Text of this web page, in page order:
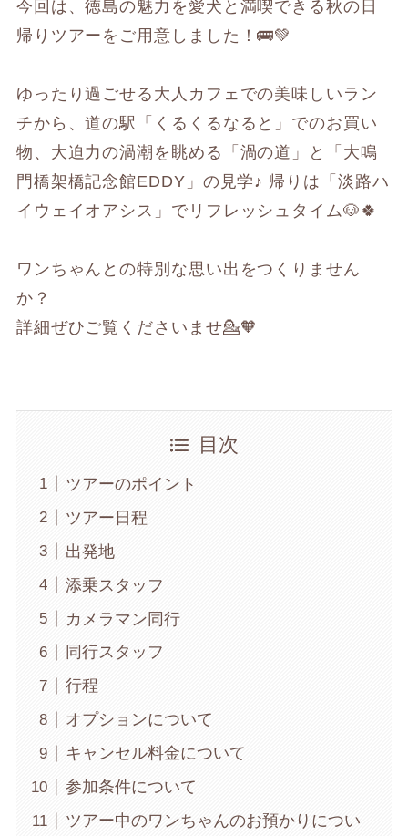
今回は、徳島の魅力を愛犬と満喫できる秋の日
帰りツアーをご用意しました！🚌💚
ゆったり過ごせる大人カフェでの美味しいラン
チから、道の駅「くるくるなると」でのお買い
物、大迫力の渦潮を眺める「渦の道」と「大鳴
門橋架橋記念館EDDY」の見学♪ 帰りは「淡路ハ
イウェイオアシス」でリフレッシュタイム🐶🍀
ワンちゃんとの特別な思い出をつくりません
か？
詳細ぜひご覧くださいませ💁🧡
目次
ツアーのポイント
ツアー日程
出発地
添乗スタッフ
カメラマン同行
同行スタッフ
行程
オプションについて
キャンセル料金について
参加条件について
ツアー中のワンちゃんのお預かりについ